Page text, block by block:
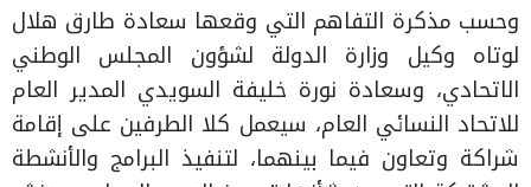
وحسب مذكرة التفاهم التي وقعها سعادة طارق هلال
لوتاه وكيل وزارة الدولة لشؤون المجلس الوطني
الاتحادي، وسعادة نورة خليفة السويدي المدير العام
للاتحاد النسائي العام، سيعمل كلا الطرفين على إقامة
شراكة وتعاون فيما بينهما، لتنفيذ البرامج والأنشطة